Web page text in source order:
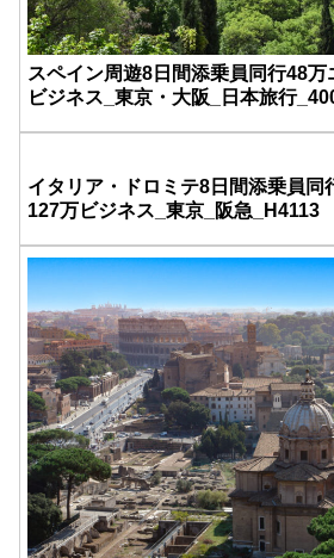
スペイン周遊8日間添乗員同行48
ビジネス_東京・大阪_日本旅行
イタリア・ドロミテ8日間添乗員同
127万ビジネス_東京_阪急_H4113